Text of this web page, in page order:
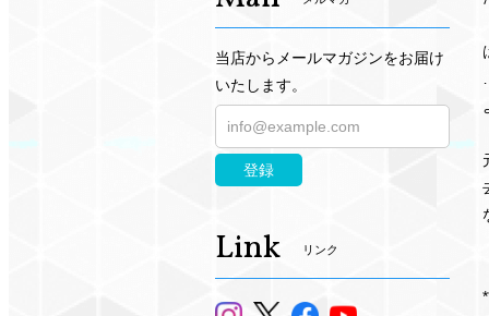
当店からメールマガジンをお届け
いたします。
登録
Link リンク